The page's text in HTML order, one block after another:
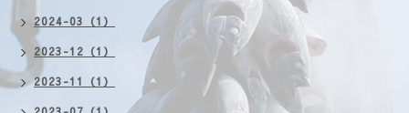
2024-03（1）
2023-12（1）
2023-11（1）